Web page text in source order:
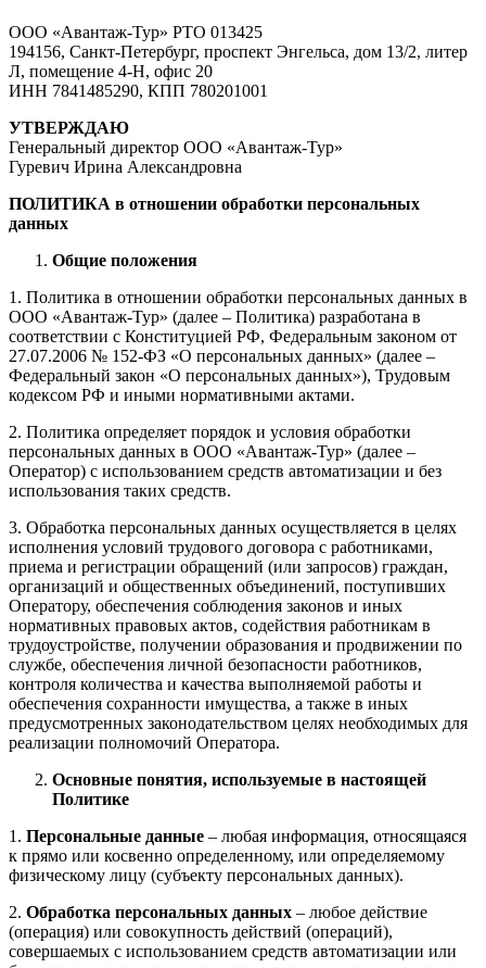
ООО «Авантаж-Тур» РТО 013425
194156, Санкт-Петербург, проспект Энгельса, дом 13/2, литер
Л, помещение 4-Н, офис 20
ИНН 7841485290, КПП 780201001
УТВЕРЖДАЮ
Генеральный директор ООО «Авантаж-Тур»
Гуревич Ирина Александровна
ПОЛИТИКА в отношении обработки персональных
данных
Общие положения
1. Политика в отношении обработки персональных данных в
ООО «Авантаж-Тур» (далее – Политика) разработана в
соответствии с Конституцией РФ, Федеральным законом от
27.07.2006 № 152-ФЗ «О персональных данных» (далее –
Федеральный закон «О персональных данных»), Трудовым
кодексом РФ и иными нормативными актами.
2. Политика определяет порядок и условия обработки
персональных данных в ООО «Авантаж-Тур» (далее –
Оператор) с использованием средств автоматизации и без
использования таких средств.
3. Обработка персональных данных осуществляется в целях
исполнения условий трудового договора с работниками,
приема и регистрации обращений (или запросов) граждан,
организаций и общественных объединений, поступивших
Оператору, обеспечения соблюдения законов и иных
нормативных правовых актов, содействия работникам в
трудоустройстве, получении образования и продвижении по
службе, обеспечения личной безопасности работников,
контроля количества и качества выполняемой работы и
обеспечения сохранности имущества, а также в иных
предусмотренных законодательством целях необходимых для
реализации полномочий Оператора.
Основные понятия, используемые в настоящей
Политике
1. Персональные данные – любая информация, относящаяся
к прямо или косвенно определенному, или определяемому
физическому лицу (субъекту персональных данных).
2. Обработка персональных данных – любое действие
(операция) или совокупность действий (операций),
совершаемых с использованием средств автоматизации или